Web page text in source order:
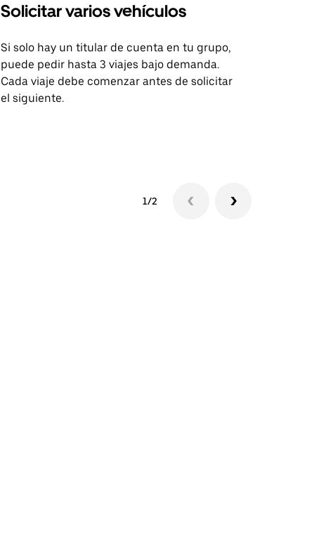
Solicitar varios vehículos
Si solo hay un titular de cuenta en tu grupo,
puede pedir hasta 3 viajes bajo demanda.
Cada viaje debe comenzar antes de solicitar
el siguiente.
1/2